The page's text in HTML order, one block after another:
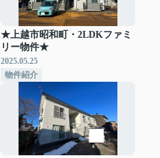
★上越市昭和町・2LDKファミ
リー物件★
2025.05.25
物件紹介